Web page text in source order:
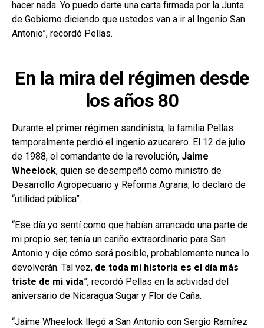
hacer nada. Yo puedo darte una carta firmada por la Junta
de Gobierno diciendo que ustedes van a ir al Ingenio San
Antonio”, recordó Pellas.
En la mira del régimen desde
los años 80
Durante el primer régimen sandinista, la familia Pellas
temporalmente perdió el ingenio azucarero. El 12 de julio
de 1988, el comandante de la revolución, Jaime
Wheelock, quien se desempeñó como ministro de
Desarrollo Agropecuario y Reforma Agraria, lo declaró de
“utilidad pública”.
“Ese día yo sentí como que habían arrancado una parte de
mi propio ser, tenía un cariño extraordinario para San
Antonio y dije cómo será posible, probablemente nunca lo
devolverán. Tal vez, de toda mi historia es el día más
triste de mi vida”, recordó Pellas en la actividad del
aniversario de Nicaragua Sugar y Flor de Caña.
“Jaime Wheelock llegó a San Antonio con Sergio Ramírez